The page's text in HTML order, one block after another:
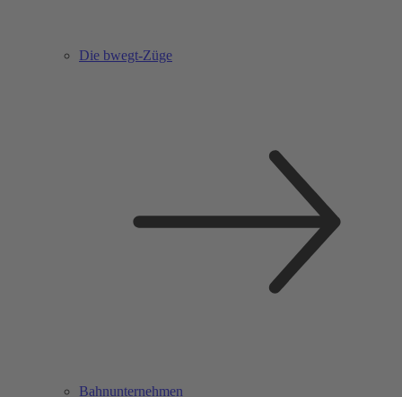
Die bwegt-Züge
Bahnunternehmen